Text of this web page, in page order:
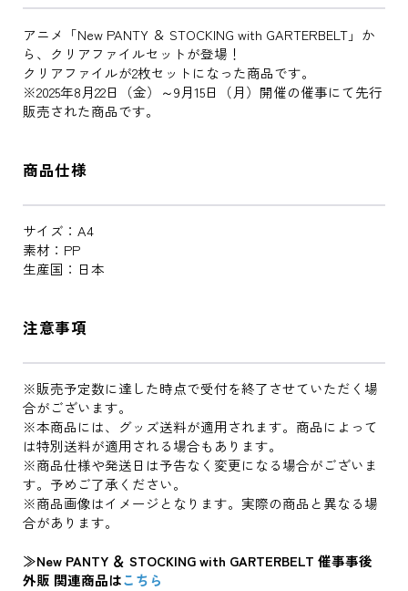
アニメ「New PANTY ＆ STOCKING with GARTERBELT」か
ら、クリアファイルセットが登場！
クリアファイルが2枚セットになった商品です。
※2025年8月22日（金）～9月15日（月）開催の催事にて先行
販売された商品です。
商品仕様
サイズ：A4
素材：PP
生産国：日本
注意事項
※販売予定数に達した時点で受付を終了させていただく場
合がございます。
※本商品には、グッズ送料が適用されます。商品によって
は特別送料が適用される場合もあります。
※商品仕様や発送日は予告なく変更になる場合がございま
す。予めご了承ください。
※商品画像はイメージとなります。実際の商品と異なる場
合があります。
≫New PANTY ＆ STOCKING with GARTERBELT 催事事後
外販 関連商品はこちら